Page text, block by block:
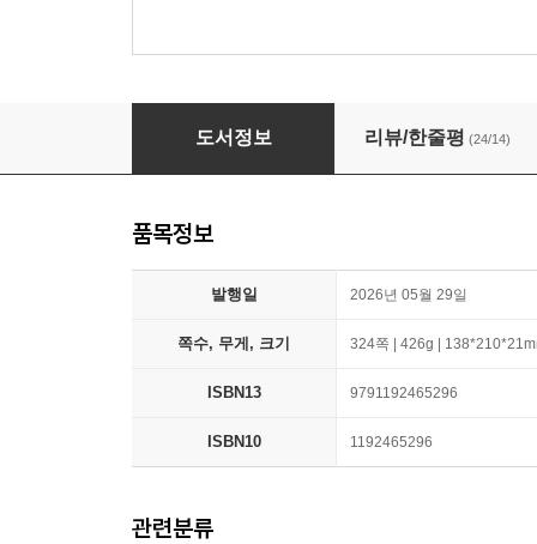
깨끗한 죽음이라는 환상
도서정보 리뷰/한줄평 (24/14)
품목정보
발행일 2026년 05월 29일
쪽수, 무게, 크기 324쪽 | 426g |
ISBN13 9791192465296
ISBN10 1192465296
관련분류